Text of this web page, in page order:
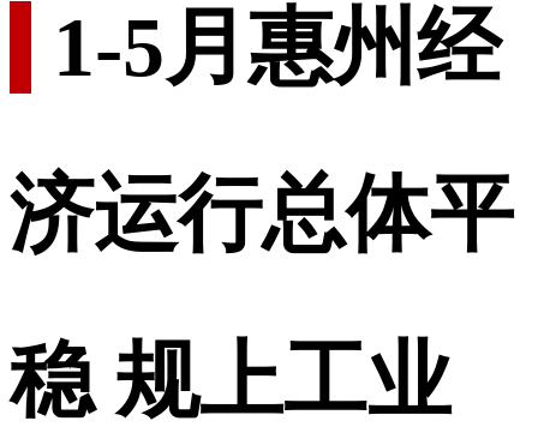
1-5月惠州经
济运行总体平
稳 规上工业